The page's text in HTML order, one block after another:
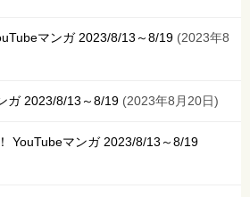
マンガ 2023/8/13～8/19 2023年8
ガ 2023/8/13～8/19 2023年8月20日
YouTubeマンガ 2023/8/13～8/19